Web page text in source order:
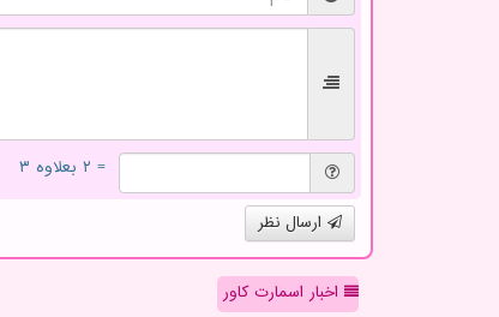
= ۲ بعلاوه ۳
ارسال نظر
اخبار اسمارت کاور